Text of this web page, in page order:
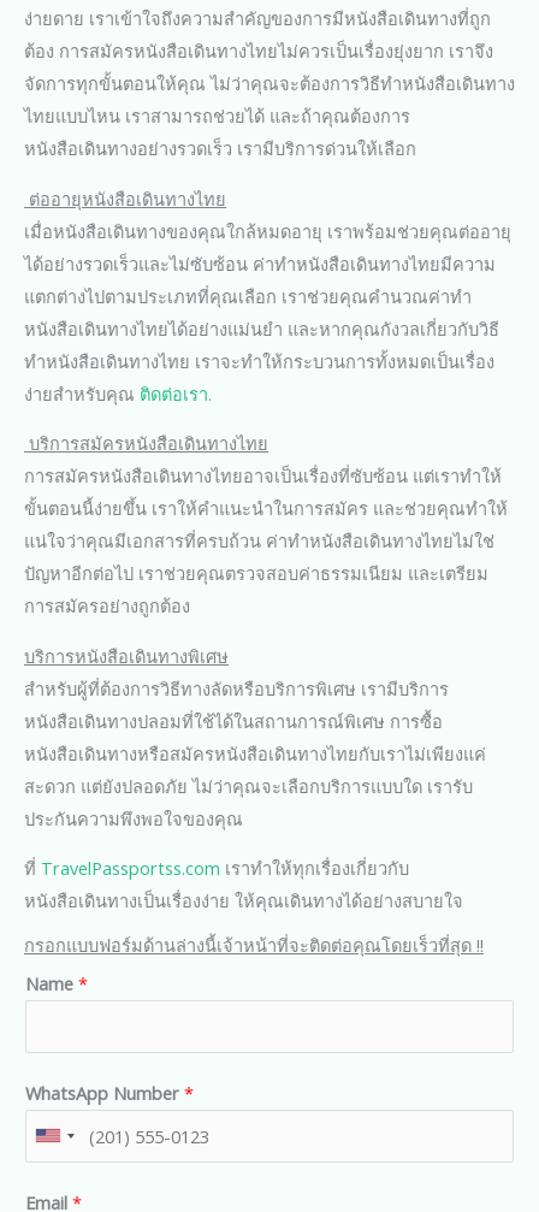
ง่ายดาย เราเข้าใจถึงความสำคัญของการมีหนังสือเดินทางที่ถูก
ต้อง การสมัครหนังสือเดินทางไทยไม่ควรเป็นเรื่องยุ่งยาก เราจึง
จัดการทุกขั้นตอนให้คุณ ไม่ว่าคุณจะต้องการวิธีทำหนังสือเดินทาง
ไทยแบบไหน เราสามารถช่วยได้ และถ้าคุณต้องการ
หนังสือเดินทางอย่างรวดเร็ว เรามีบริการด่วนให้เลือก
ต่ออายุหนังสือเดินทางไทย
เมื่อหนังสือเดินทางของคุณใกล้หมดอายุ เราพร้อมช่วยคุณต่ออายุ
ได้อย่างรวดเร็วและไม่ซับซ้อน ค่าทำหนังสือเดินทางไทยมีความ
แตกต่างไปตามประเภทที่คุณเลือก เราช่วยคุณคำนวณค่าทำ
หนังสือเดินทางไทยได้อย่างแม่นยำ และหากคุณกังวลเกี่ยวกับวิธี
ทำหนังสือเดินทางไทย เราจะทำให้กระบวนการทั้งหมดเป็นเรื่อง
ง่ายสำหรับคุณ ติดต่อเรา.
บริการสมัครหนังสือเดินทางไทย
การสมัครหนังสือเดินทางไทยอาจเป็นเรื่องที่ซับซ้อน แต่เราทำให้
ขั้นตอนนี้ง่ายขึ้น เราให้คำแนะนำในการสมัคร และช่วยคุณทำให้
แน่ใจว่าคุณมีเอกสารที่ครบถ้วน ค่าทำหนังสือเดินทางไทยไม่ใช่
ปัญหาอีกต่อไป เราช่วยคุณตรวจสอบค่าธรรมเนียม และเตรียม
การสมัครอย่างถูกต้อง
บริการหนังสือเดินทางพิเศษ
สำหรับผู้ที่ต้องการวิธีทางลัดหรือบริการพิเศษ เรามีบริการ
หนังสือเดินทางปลอมที่ใช้ได้ในสถานการณ์พิเศษ การซื้อ
หนังสือเดินทางหรือสมัครหนังสือเดินทางไทยกับเราไม่เพียงแค่
สะดวก แต่ยังปลอดภัย ไม่ว่าคุณจะเลือกบริการแบบใด เรารับ
ประกันความพึงพอใจของคุณ
ที่ TravelPassportss.com เราทำให้ทุกเรื่องเกี่ยวกับ
หนังสือเดินทางเป็นเรื่องง่าย ให้คุณเดินทางได้อย่างสบายใจ
กรอกแบบฟอร์มด้านล่างนี้เจ้าหน้าที่จะติดต่อคุณโดยเร็วที่สุด !!
Name *
WhatsApp Number *
U
Email *